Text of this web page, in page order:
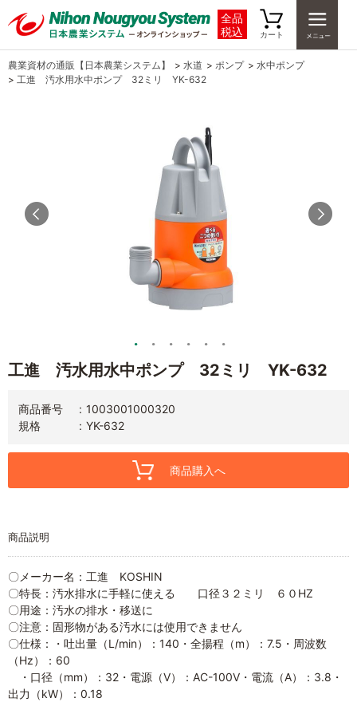
全品
税込
カート
農業資材の通販【日本農業システム】 > 水道 > ポンプ > 水中ポンプ
> 工進 汚水用水中ポンプ 32ミリ YK-632
工進 汚水用水中ポンプ 32ミリ YK-632
商品番号
1003001000320
規格
YK-632
商品購入へ
商品説明
〇メーカー名：工進 KOSHIN
〇特長：汚水排水に手軽に使える 口径３２ミリ ６０HZ
〇用途：汚水の排水・移送に
〇注意：固形物がある汚水には使用できません
〇仕様：・吐出量（L/min）：140・全揚程（m）：7.5・周波数
（Hz）：60
・口径（mm）：32・電源（V）：AC-100V・電流（A）：3.8・
出力（kW）：0.18